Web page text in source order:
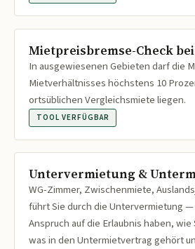
Mietpreisbremse-Check
In ausgewiesenen Gebieten darf die
Mietverhältnisses höchstens 10
ortsüblichen Vergleichsmiete liegen.
TOOL VERFÜGBAR
Untervermietung &
WG-Zimmer, Zwischenmiete,
führt Sie durch die Untervermietung
Anspruch auf die Erlaubnis haben,
was in den Untermietvertrag gehört